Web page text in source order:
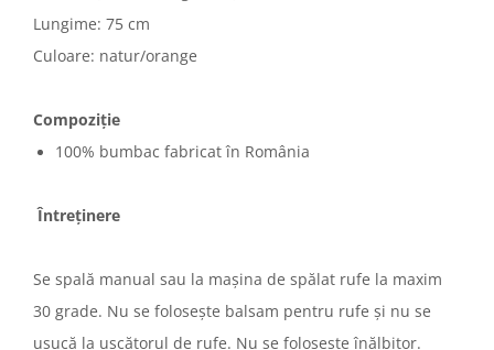
Lungime: 75 cm
Culoare: natur/orange
Compoziție
100% bumbac fabricat în România
Întreținere
Se spală manual sau la mașina de spălat rufe la maxim
30 grade. Nu se folosește balsam pentru rufe și nu se
usucă la uscătorul de rufe. Nu se folosește înălbitor.